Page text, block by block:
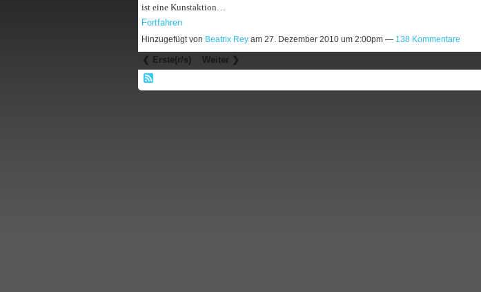
ist eine Kunstaktion…
Fortfahren
Hinzugefügt von Beatrix Reyam 27. Dezember 2010 um 2:00pm — 138 Kommentare
❮ Erste(r/s) Weiter ❯